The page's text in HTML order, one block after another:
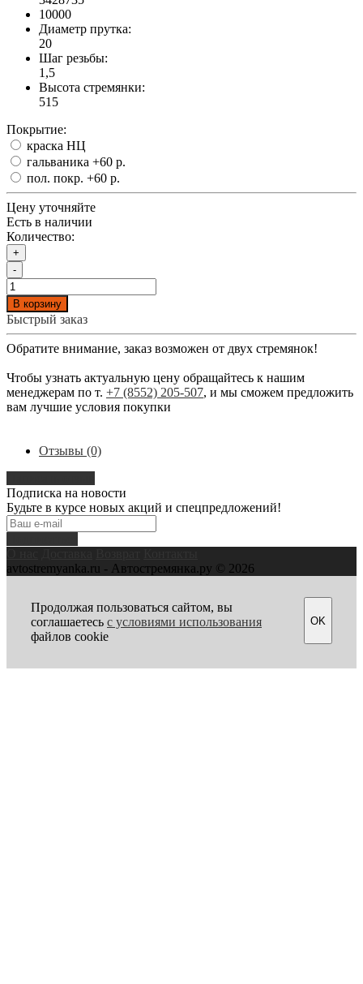
10000
Диаметр прутка:
20
Шаг резьбы:
1,5
Высота стремянки:
515
Покрытие:
краска НЦ
гальваника +60 р.
пол. покр. +60 р.
Цену уточняйте
Есть в наличии
Количество:
+
-
В корзину
Быстрый заказ
Обратите внимание, заказ возможен от двух стремянок!
Чтобы узнать актуальную цену обращайтесь к нашим
менеджерам по т. +7 (8552) 205-507, и мы сможем предложить
вам лучшие условия покупки
Отзывы (0)
Подписка на новости
Будьте в курсе новых акций и спецпредложений!
avtostremyanka.ru - Автостремянка.ру © 2026
Продолжая пользоваться сайтом, вы
соглашаетесь с условиями использования
файлов cookie
OK